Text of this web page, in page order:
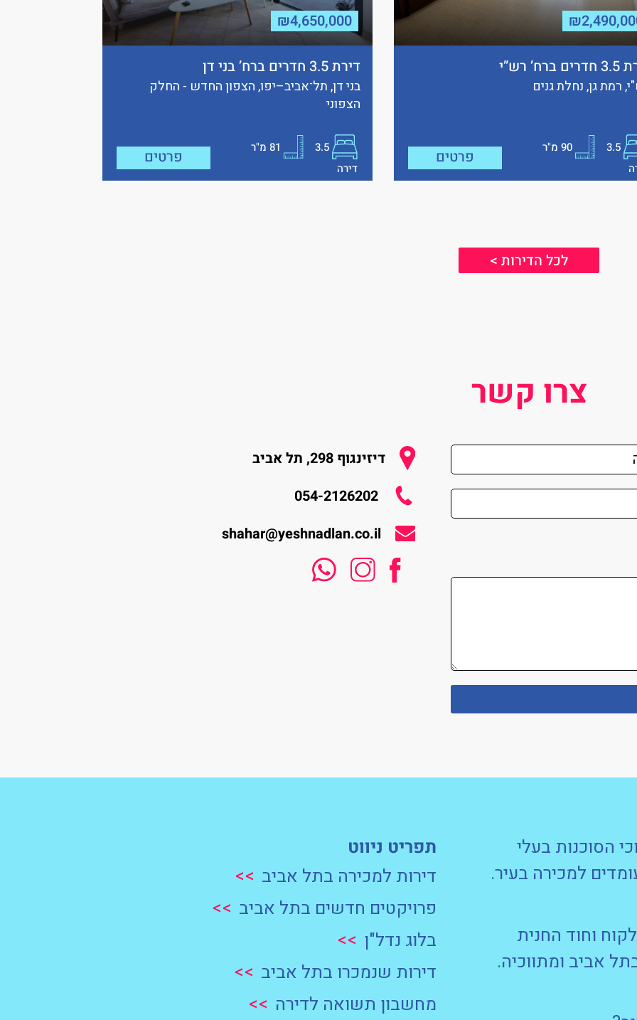
רש”י
רמת גן, נחלת גנים
3.5
90 מ"ר
פרטים
₪4,650,000
דירת 3.5 חדרים ברח’ בני דן
בני דן, תל־אביב–יפו, הצפון החדש - החלק
הצפוני
3.5
81 מ"ר
דירה
פרטים
לכל הדירות >
צרו קשר
דיזינגוף 298, תל אביב
054-2126202
shahar@yeshnadlan.co.il
הסוכנות בעלי
למכירה בעיר.
וחוד החנית
אביב ומתווכיה.
תפריט ניווט
דירות למכירה בתל אביב >>
פרויקטים חדשים בתל אביב >>
בלוג נדל"ן >>
דירות שנמכרו בתל אביב >>
מחשבון תשואה לדירה >>